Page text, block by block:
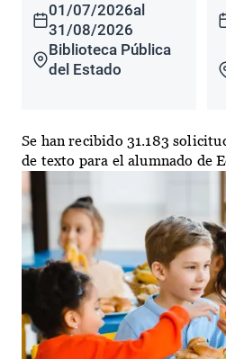
01/07/2026al
31/08/2026
Biblioteca Pública
del Estado
Se han recibido 31.183
de texto para el alumnado de